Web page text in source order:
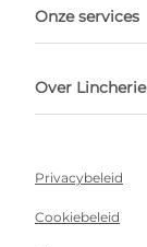
Onze services
Over Lincherie
Privacybeleid
Cookiebeleid